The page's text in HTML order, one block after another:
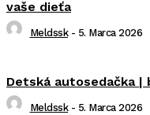
vaše dieťa
Meldssk - 5. Marca 2026
Detská autosedačka |
Meldssk - 5. Marca 2026